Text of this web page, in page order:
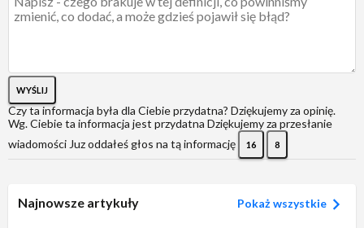
WYŚLIJ
Czy ta informacja była dla Ciebie przydatna? Dziękujemy za opinię.
Wg. Ciebie ta informacja jest przydatna Dziękujemy za przesłanie
wiadomości Juz oddałeś głos na tą informację 16 8
Najnowsze artykuły Pokaż wszystkie